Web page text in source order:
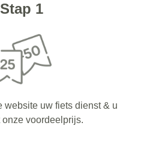
Stap 1
website uw fiets dienst & u
onze voordeelprijs.